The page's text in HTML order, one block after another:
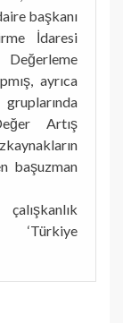
başkanı
İdaresi
ayrıca
Artış
başuzman
‘Türkiye